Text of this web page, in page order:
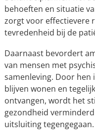
behoeften en situatie
zorgt voor effectievere
tevredenheid bij de
Daarnaast bevordert
van mensen met
samenleving. Door
blijven wonen en
ontvangen, wordt het
gezondheid
uitsluiting tegengegaan.